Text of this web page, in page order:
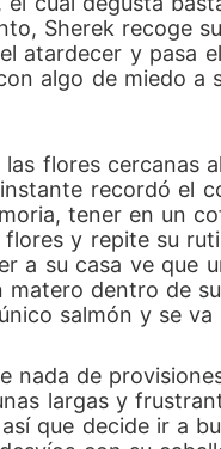
Sherek recoge
atardecer y pasa
algo de miedo
flores cercanas
recordó el
tener en un
y repite su
a su casa ve que
dentro de
salmón y se va
nada de
largas y
que decide ir a